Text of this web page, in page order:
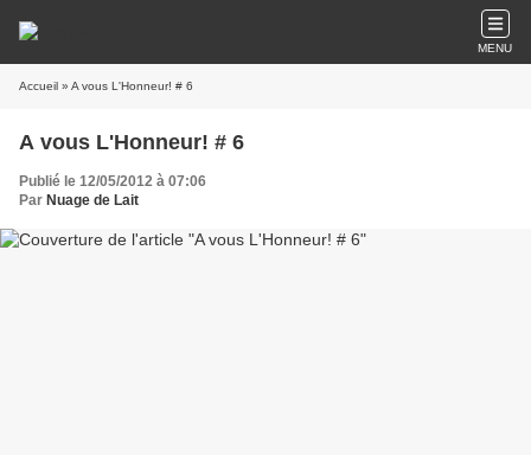
MENU
Accueil » A vous L'Honneur! # 6
A vous L'Honneur! # 6
Publié le 12/05/2012 à 07:06
Par Nuage de Lait